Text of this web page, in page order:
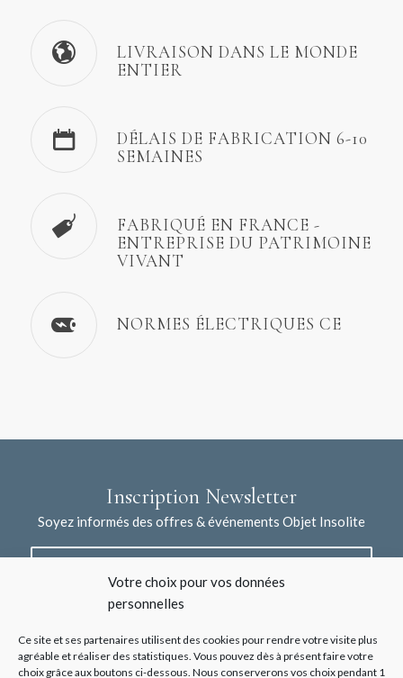
Votre choix pour vos données
personnelles
Ce site et ses partenaires utilisent des cookies pour rendre votre visite plus
agréable et réaliser des statistiques. Vous pouvez dès à présent faire votre
choix grâce aux boutons ci-dessous. Nous conserverons vos choix pendant 1
LIVRAISON DANS LE MONDE
ENTIER
DÉLAIS DE FABRICATION 6-10
SEMAINES
FABRIQUÉ EN FRANCE -
ENTREPRISE DU PATRIMOINE
VIVANT
NORMES ÉLECTRIQUES CE
Inscription Newsletter
Soyez informés des offres & événements Objet Insolite